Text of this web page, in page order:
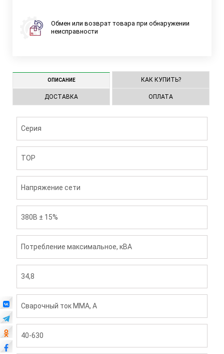
Обмен или возврат товара при обнаружении
неисправности
ОПИСАНИЕ КАК КУПИТЬ?
ДОСТАВКА ОПЛАТА
Серия
TOP
Напряжение сети
380В ± 15%
Потребление максимальное, кВА
34,8
Сварочный ток ММА, А
40-630